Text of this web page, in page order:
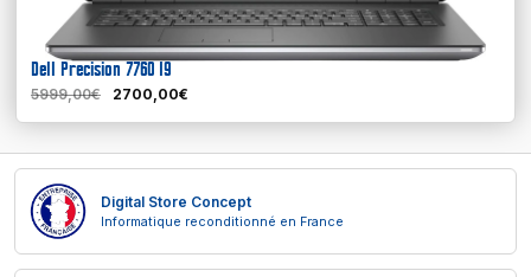
Dell Precision 7760 I9
5999,00€ 2700,00€
Digital Store Concept
Informatique reconditionné en France